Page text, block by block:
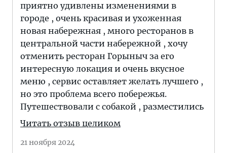
приятно удивлены изменениями в
городе , очень красивая и ухоженная
новая набережная , много ресторанов в
центральной части набережной , хочу
отменить ресторан Горыныч за его
интересную локация и очень вкусное
меню , сервис оставляет желать лучшего ,
но это проблема всего побережья.
Путешествовали с собакой , разместились
Читать отзыв целиком
21 ноября 2024